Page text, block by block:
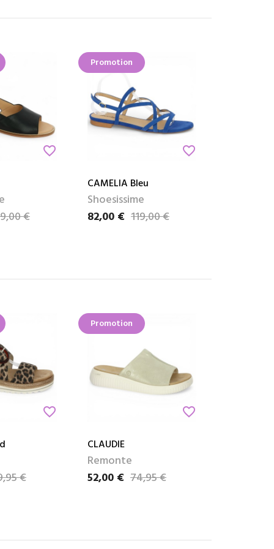
favorite_border
€
Promotion
favorite_border
CAMELIA Bleu
Shoesissime
Prix
82,00 €
Prix de base119,00 €
favorite_border
€
Promotion
favorite_border
CLAUDIE
Remonte
Prix
52,00 €
Prix de base74,95 €